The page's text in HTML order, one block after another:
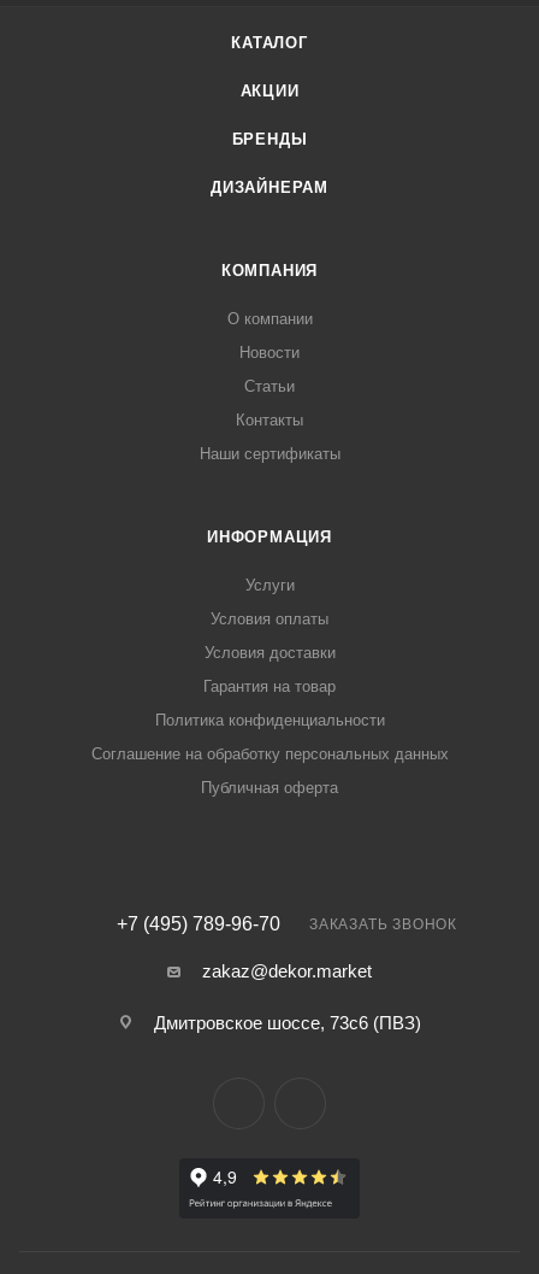
КАТАЛОГ
АКЦИИ
БРЕНДЫ
ДИЗАЙНЕРАМ
КОМПАНИЯ
О компании
Новости
Статьи
Контакты
Наши сертификаты
ИНФОРМАЦИЯ
Услуги
Условия оплаты
Условия доставки
Гарантия на товар
Политика конфиденциальности
Соглашение на обработку персональных данных
Публичная оферта
+7 (495) 789-96-70 ЗАКАЗАТЬ ЗВОНОК
zakaz@dekor.market
Дмитровское шоссе, 73с6 (ПВЗ)